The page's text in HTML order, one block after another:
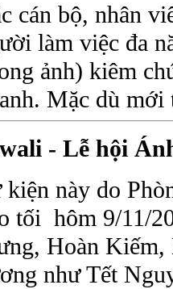
cán bộ, nhân
làm việc đa
ảnh) kiêm
Mặc dù
- Lễ hội
kiện này do
tối hôm 9/11/
Hoàn
như Tết